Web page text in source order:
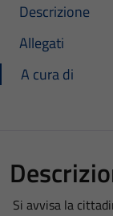
Descrizione
Allegati
A cura di
Si avvisa la